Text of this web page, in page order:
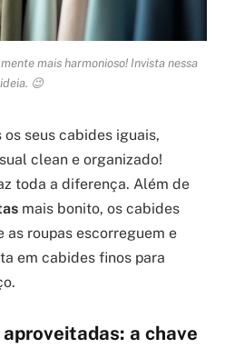
mais harmonioso! Invista nessa
ideia. 😉
seus cabides iguais,
clean e organizado!
toda a diferença. Além de
mais bonito, os cabides
as roupas escorreguem e
em cabides finos para
a chave